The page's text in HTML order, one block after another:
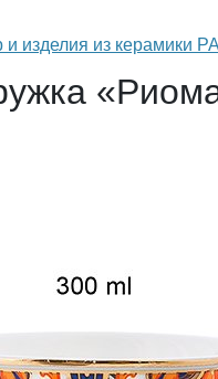
изделия из керамики